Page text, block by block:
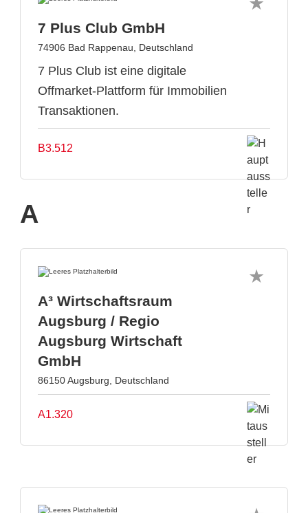
7 Plus Club GmbH
74906 Bad Rappenau, Deutschland
7 Plus Club ist eine digitale
Offmarket-Plattform für Immobilien
Transaktionen.
B3.512
A
A³ Wirtschaftsraum
Augsburg / Regio
Augsburg Wirtschaft
GmbH
86150 Augsburg, Deutschland
A1.320